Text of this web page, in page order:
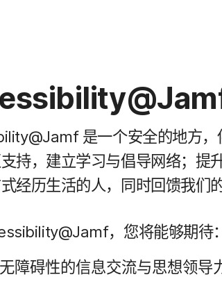
@
@Jamf 是​一​个​安全​的​地方，​
持，​建立​学习​与​倡导​网络；​提
经历​生活​的​人，​同时​回馈​我们​的​
@Jamf，​您​将​能够​期待：
障​碍性​的​信息​交流​与​思想​领导